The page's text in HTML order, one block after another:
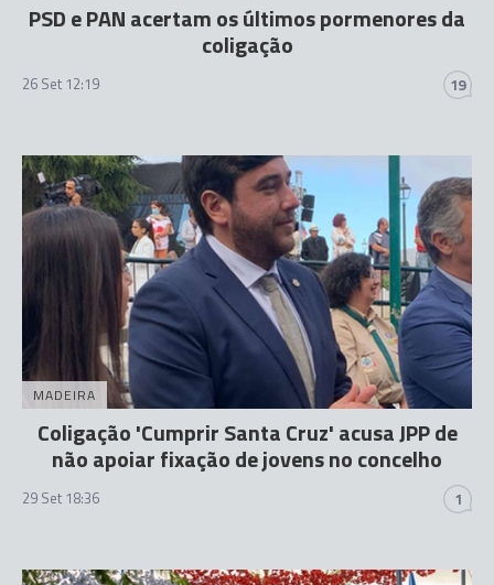
PSD e PAN acertam os últimos pormenores da
coligação
26 Set 12:19 19
MADEIRA
Coligação 'Cumprir Santa Cruz' acusa JPP de
não apoiar fixação de jovens no concelho
29 Set 18:36 1